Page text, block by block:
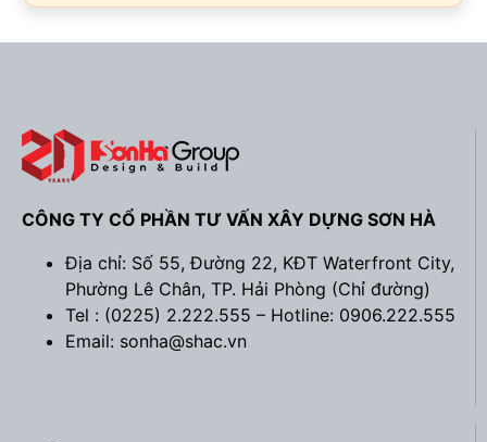
CÔNG TY CỔ PHẦN TƯ VẤN XÂY DỰNG SƠN HÀ
Địa chỉ: Số 55, Đường 22, KĐT Waterfront City,
Phường Lê Chân, TP. Hải Phòng (Chỉ đường)
Tel : (0225) 2.222.555 – Hotline: 0906.222.555
Email: sonha@shac.vn